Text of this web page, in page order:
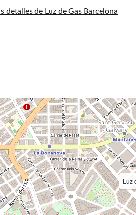
detalles de Luz de Gas Barcelona